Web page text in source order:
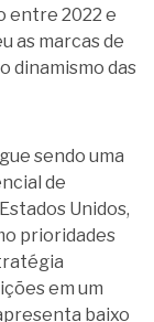
entre 2022 e
as marcas de
dinamismo das
sendo uma
de
Unidos,
prioridades
em um
baixo